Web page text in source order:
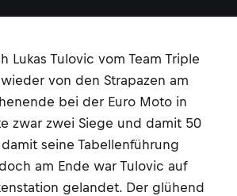
Lukas Tulovic vom Team Triple
von den Strapazen am
bei der Euro Moto in
zwar zwei Siege und damit 50
seine Tabellenführung
am Ende war Tulovic auf
gelandet. Der glühend